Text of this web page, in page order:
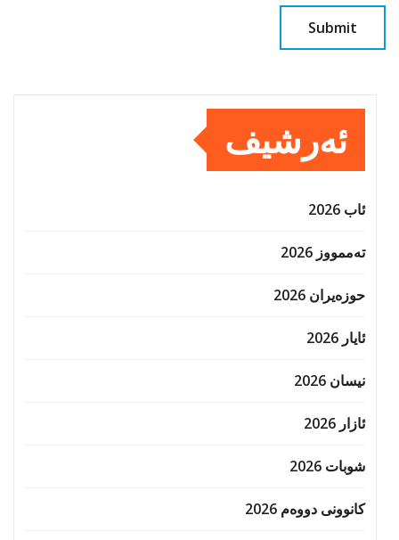
ئەرشیف
ئاب 2026
تەممووز 2026
حوزه‌یران 2026
ئایار 2026
نیسان 2026
ئازار 2026
شوبات 2026
کانوونی دووەم 2026